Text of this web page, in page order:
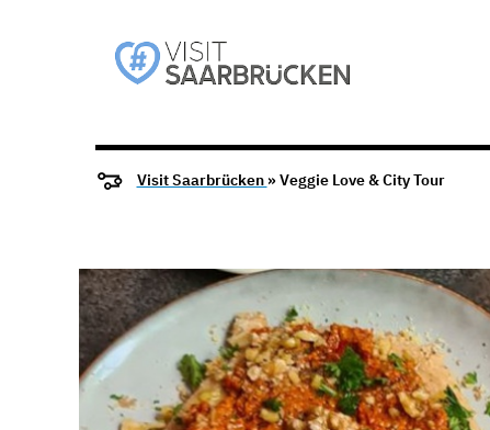
Visit Saarbrücken » Veggie Love & City Tour